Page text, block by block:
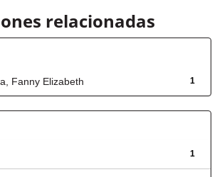
relacionadas
1
Fanny Elizabeth
1